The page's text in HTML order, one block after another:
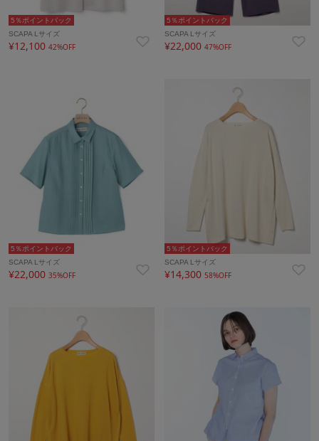
5％ポイントバック
SCAPA Lサイズ
¥12,100 42%OFF
5％ポイントバック
SCAPA Lサイズ
¥22,00047%OFF
5％ポイントバック
SCAPA Lサイズ
¥22,000 35%OFF
5％ポイントバック
SCAPA Lサイズ
¥14,30058%OFF